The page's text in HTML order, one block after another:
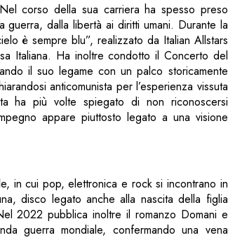
corso della sua carriera ha spesso preso
guerra, dalla libertà ai diritti umani. Durante la
è sempre blu”, realizzato da Italian Allstars
Italiana. Ha inoltre condotto il Concerto del
il suo legame con un palco storicamente
anticomunista per l’esperienza vissuta
ha più volte spiegato di non riconoscersi
appare piuttosto legato a una visione
in cui pop, elettronica e rock si incontrano in
disco legato anche alla nascita della figlia
2022 pubblica inoltre il romanzo Domani e
guerra mondiale, confermando una vena